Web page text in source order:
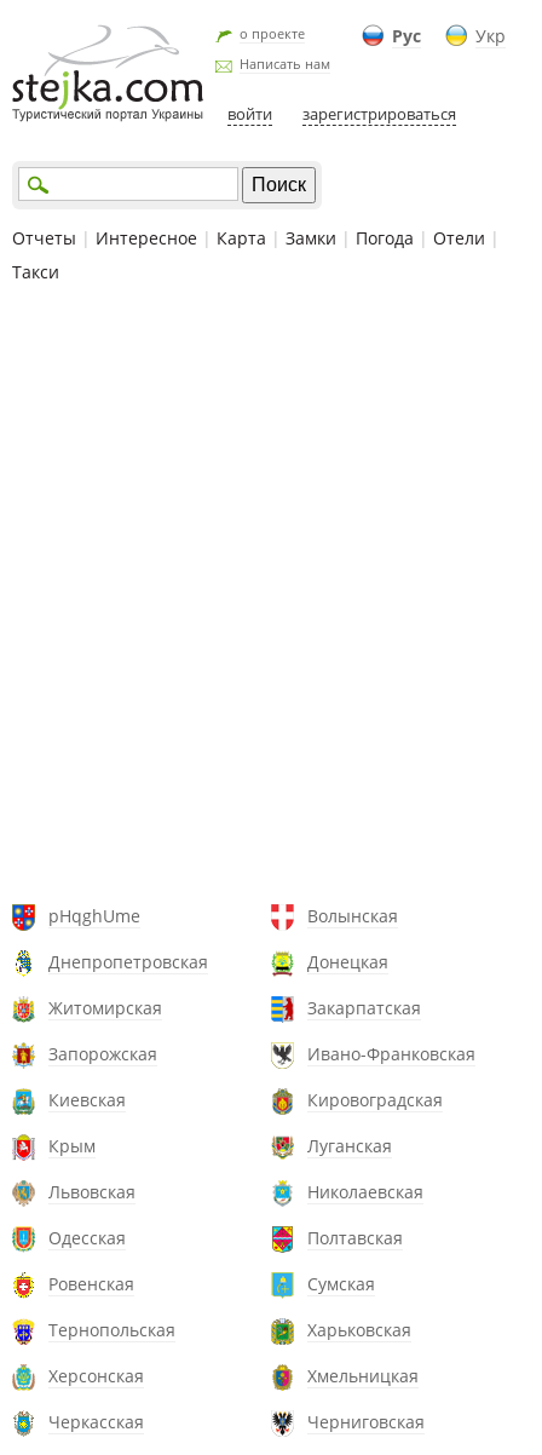
Рус Укр
о проекте
Написать нам
войти зарегистрироваться
Отчеты | Интересное | Карта | Замки | Погода | Отели |
Такси
pHqghUme
Волынская
Днепропетровская
Донецкая
Житомирская
Закарпатская
Запорожская
Ивано-Франковская
Киевская
Кировоградская
Крым
Луганская
Львовская
Николаевская
Одесская
Полтавская
Ровенская
Сумская
Тернопольская
Харьковская
Херсонская
Хмельницкая
Черкасская
Черниговская